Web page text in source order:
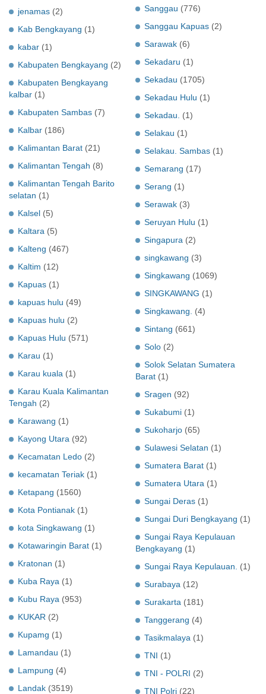
jenamas (2)
Kab Bengkayang (1)
kabar (1)
Kabupaten Bengkayang (2)
Kabupaten Bengkayang
kalbar (1)
Kabupaten Sambas (7)
Kalbar (186)
Kalimantan Barat (21)
Kalimantan Tengah (8)
Kalimantan Tengah Barito
selatan (1)
Kalsel (5)
Kaltara (5)
Kalteng (467)
Kaltim (12)
Kapuas (1)
kapuas hulu (49)
Kapuas hulu (2)
Kapuas Hulu (571)
Karau (1)
Karau kuala (1)
Karau Kuala Kalimantan
Tengah (2)
Karawang (1)
Kayong Utara (92)
Kecamatan Ledo (2)
kecamatan Teriak (1)
Ketapang (1560)
Kota Pontianak (1)
kota Singkawang (1)
Kotawaringin Barat (1)
Kratonan (1)
Kuba Raya (1)
Kubu Raya (953)
KUKAR (2)
Kupamg (1)
Lamandau (1)
Lampung (4)
Landak (3519)
Sanggau (776)
Sanggau Kapuas (2)
Sarawak (6)
Sekadaru (1)
Sekadau (1705)
Sekadau Hulu (1)
Sekadau.
(1)
Selakau (1)
Selakau. Sambas (1)
Semarang (17)
Serang (1)
Serawak (3)
Seruyan Hulu (1)
Singapura (2)
singkawang (3)
Singkawang (1069)
SINGKAWANG (1)
Singkawang.
(4)
Sintang (661)
Solo (2)
Solok Selatan Sumatera
Barat (1)
Sragen (92)
Sukabumi (1)
Sukoharjo (65)
Sulawesi Selatan (1)
Sumatera Barat (1)
Sumatera Utara (1)
Sungai Deras (1)
Sungai Duri Bengkayang (1)
Sungai Raya Kepulauan
Bengkayang (1)
Sungai Raya Kepulauan.
(1)
Surabaya (12)
Surakarta (181)
Tanggerang (4)
Tasikmalaya (1)
TNI (1)
TNI - POLRI (2)
TNI Polri (22)